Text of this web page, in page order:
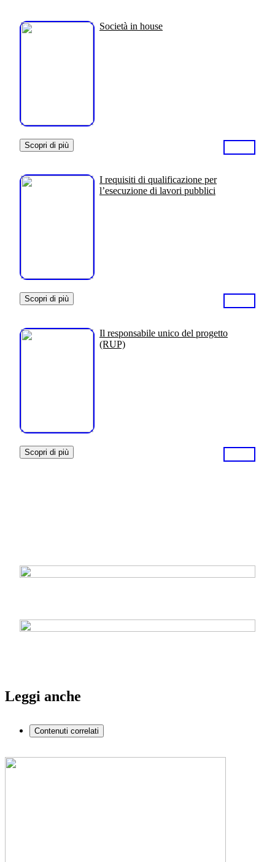
Società in house
Scopri di più
I requisiti di qualificazione per
l’esecuzione di lavori pubblici
Scopri di più
Il responsabile unico del progetto
(RUP)
Scopri di più
Leggi anche
Contenuti correlati